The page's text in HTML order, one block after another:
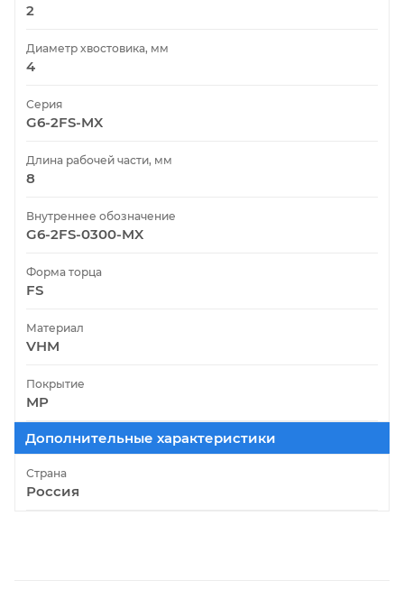
2
Диаметр хвостовика, мм
4
Серия
G6-2FS-MX
Длина рабочей части, мм
8
Внутреннее обозначение
G6-2FS-0300-MX
Форма торца
FS
Материал
VHM
Покрытие
MP
Дополнительные характеристики
Страна
Россия